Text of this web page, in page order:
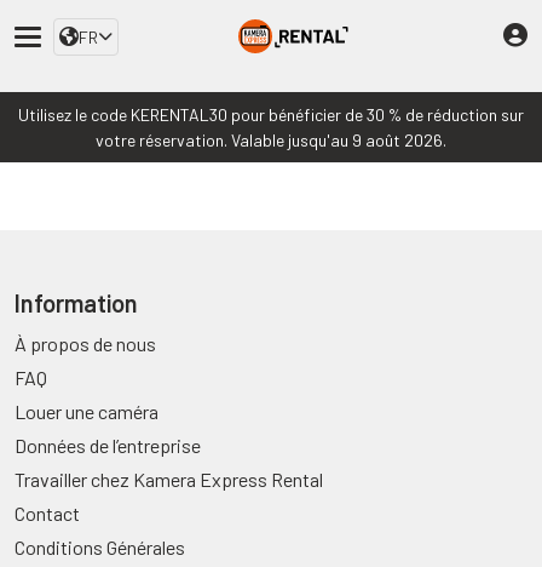
FR
Utilisez le code KERENTAL30 pour bénéficier de 30 % de réduction sur
votre réservation. Valable jusqu'au 9 août 2026.
Information
À propos de nous
FAQ
Louer une caméra
Données de l’entreprise
Travailler chez Kamera Express Rental
Contact
Conditions Générales